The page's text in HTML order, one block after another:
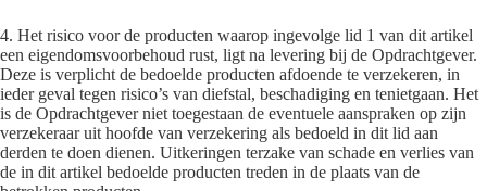
4. Het risico voor de producten waarop ingevolge lid 1 van dit artikel
een eigendomsvoorbehoud rust, ligt na levering bij de Opdrachtgever.
Deze is verplicht de bedoelde producten afdoende te verzekeren, in
ieder geval tegen risico’s van diefstal, beschadiging en tenietgaan. Het
is de Opdrachtgever niet toegestaan de eventuele aanspraken op zijn
verzekeraar uit hoofde van verzekering als bedoeld in dit lid aan
derden te doen dienen. Uitkeringen terzake van schade en verlies van
de in dit artikel bedoelde producten treden in de plaats van de